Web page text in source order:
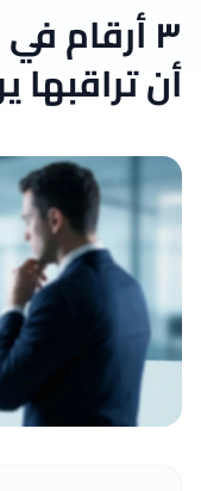
٣ أرقام
أن تراقبها